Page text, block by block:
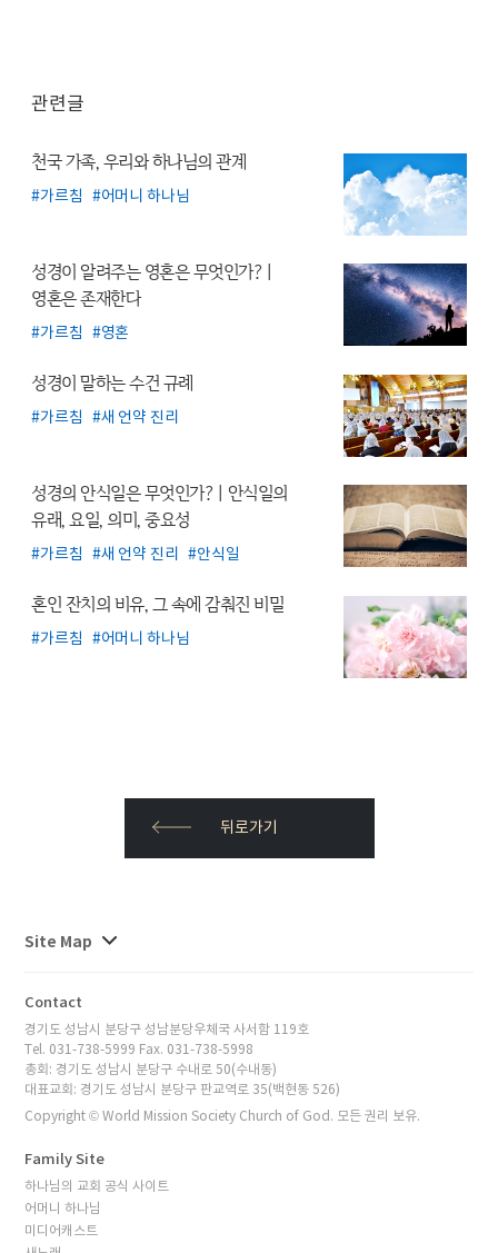
관련글
천국 가족, 우리와 하나님의 관계
가르침 어머니 하나님
성경이 알려주는 영혼은 무엇인가? |
영혼은 존재한다
가르침 영혼
성경이 말하는 수건 규례
가르침 새 언약 진리
성경의 안식일은 무엇인가? | 안식일의
유래, 요일, 의미, 중요성
가르침 새 언약 진리 안식일
혼인 잔치의 비유, 그 속에 감춰진 비밀
가르침 어머니 하나님
뒤로가기
Site Map 사이트맵
Contact
경기도 성남시 분당구 성남분당우체국 사서함 119호
Tel. 031-738-5999 Fax. 031-738-5998
총회: 경기도 성남시 분당구 수내로 50(수내동)
대표교회: 경기도 성남시 분당구 판교역로 35(백현동 526)
Copyright © World Mission Society Church of God. 모든 권리 보유.
Family Site
하나님의 교회 공식 사이트
어머니 하나님
미디어캐스트